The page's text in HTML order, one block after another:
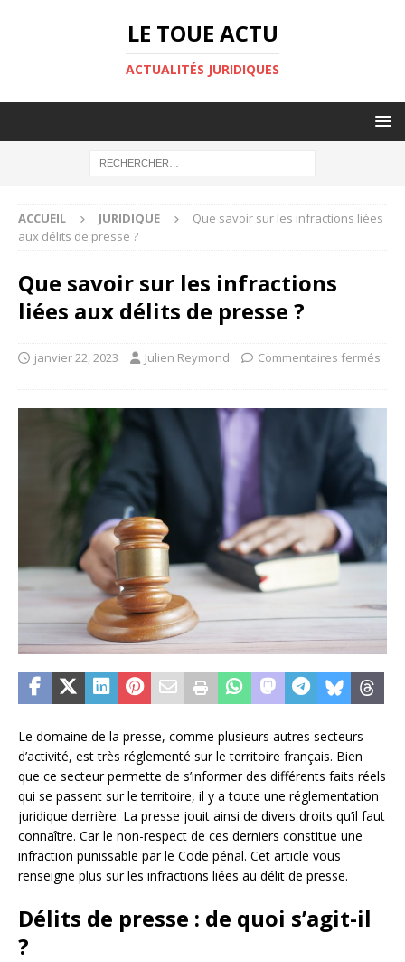
LE TOUE ACTU
ACTUALITÉS JURIDIQUES
ACCUEIL JURIDIQUE
Que savoir sur les infractions liées
aux délits de presse ?
Que savoir sur les infractions
liées aux délits de presse ?
janvier 22, 2023 Julien Reymond Commentaires fermés
Le domaine de la presse, comme plusieurs autres secteurs
d’activité, est très réglementé sur le territoire français. Bien
que ce secteur permette de s’informer des différents faits réels
qui se passent sur le territoire, il y a toute une réglementation
juridique derrière. La presse jouit ainsi de divers droits qu’il faut
connaître. Car le non-respect de ces derniers constitue une
infraction punissable par le Code pénal. Cet article vous
renseigne plus sur les infractions liées au délit de presse.
Délits de presse : de quoi s’agit-il
?